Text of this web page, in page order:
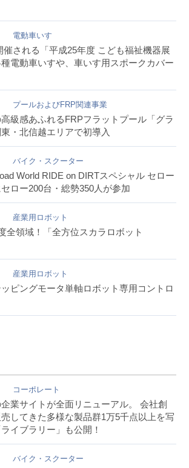
電動車いす
催される「平成25年度 こども福祉機器展
種電動車いすや、車いす用スポークカバー
プールおよびFRP関連事業
級感あふれるFRPフラットプール「グラ
・北信越エリアで初導入
バイク・スクーター
World RIDE on DIRTスペシャル セロー
ロー200台・総勢350人が参加
産業用ロボット
全領域！「全方位スカラロボット
産業用ロボット
ッピングモータ単軸ロボット専用コントロ
コーポレート
業サイトが全面リニューアル。 会社創
してきた多様な製品群1万5千点以上を写
イブラリー」も公開！
バイク・スクーター